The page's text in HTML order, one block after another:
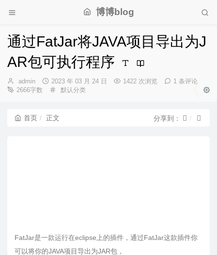
博博blog
通过FatJar将JAVA项目导出为J
AR包可执行程序
博
主：
admin
发
布
2023 年 03 月 24 日 1422 次浏览
1 条评论
2666字数
分
默认分类
首页 正文 分享到：
FatJar是一款运行在eclipse上的插件，通过FatJar这款插件你
可以将你的JAVA项目导出为JAR包，